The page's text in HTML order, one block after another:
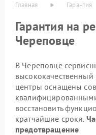
Главная Гарантия
Гарантия на
Череповце
В Череповце
высококачественный
центры оснащены
восстановить
кратчайшие сроки.
предотвращение